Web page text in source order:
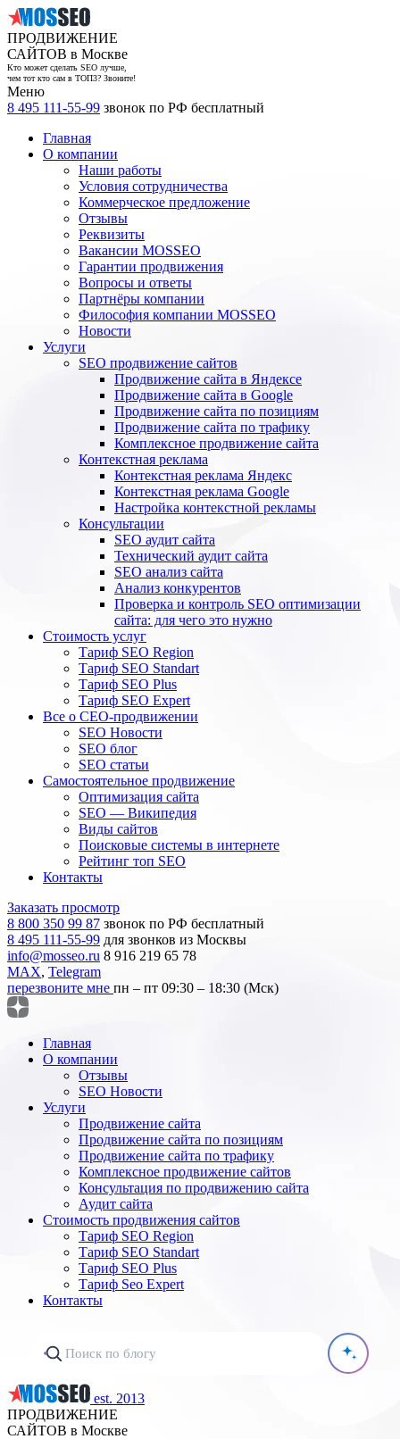
ПРОДВИЖЕНИЕ
САЙТОВ в Москве
Кто может сделать SEO лучше,
чем тот кто сам в ТОП3? Звоните!
Меню
8 495 111-55-99 звонок по РФ бесплатный
Главная
О компании
Наши работы
Условия сотрудничества
Коммерческое предложение
Отзывы
Реквизиты
Вакансии MOSSEO
Гарантии продвижения
Вопросы и ответы
Партнёры компании
Философия компании MOSSEO
Новости
Услуги
SEO продвижение сайтов
Продвижение сайта в Яндексе
Продвижение сайта в Google
Продвижение сайта по позициям
Продвижение сайта по трафику
Комплексное продвижение сайта
Контекстная реклама
Контекстная реклама Яндекс
Контекстная реклама Google
Настройка контекстной рекламы
Консультации
SEO аудит сайта
Технический аудит сайта
SEO анализ сайта
Анализ конкурентов
Проверка и контроль SEO оптимизации
сайта: для чего это нужно
Стоимость услуг
Тариф SEO Region
Тариф SEO Standart
Тариф SEO Plus
Тариф SEO Expert
Все о СЕО-продвижении
SEO Новости
SEO блог
SEO статьи
Самостоятельное продвижение
Оптимизация сайта
SEO — Википедия
Виды сайтов
Поисковые системы в интернете
Рейтинг топ SEO
Контакты
Заказать просмотр
8 800 350 99 87 звонок по РФ бесплатный
8 495 111-55-99 для звонков из Москвы
info@mosseo.ru 8 916 219 65 78
MAX, Telegram
перезвоните мне пн – пт 09:30 – 18:30 (Мск)
Главная
О компании
Отзывы
SEO Новости
Услуги
Продвижение сайта
Продвижение сайта по позициям
Продвижение сайта по трафику
Комплексное продвижение сайтов
Консультация по продвижению сайта
Аудит сайта
Стоимость продвижения сайтов
Тариф SEO Region
Тариф SEO Standart
Тариф SEO Plus
Тариф Seo Expert
Контакты
est. 2013
ПРОДВИЖЕНИЕ
САЙТОВ в Москве